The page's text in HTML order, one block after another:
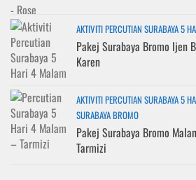
AKTIVITI PERCUTIAN SURABAYA 5
Pakej Surabaya Bromo Ijen
Karen
AKTIVITI PERCUTIAN SURABAYA 5
SURABAYA BROMO
Pakej Surabaya Bromo
Tarmizi